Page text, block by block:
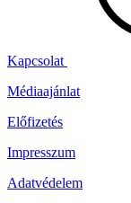
Kapcsolat
Médiaajánlat
Előfizetés
Impresszum
Adatvédelem